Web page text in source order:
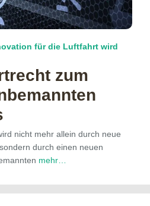
für die Luftfahrt wird
zum
nicht mehr allein durch neue
durch einen neuen
mehr…